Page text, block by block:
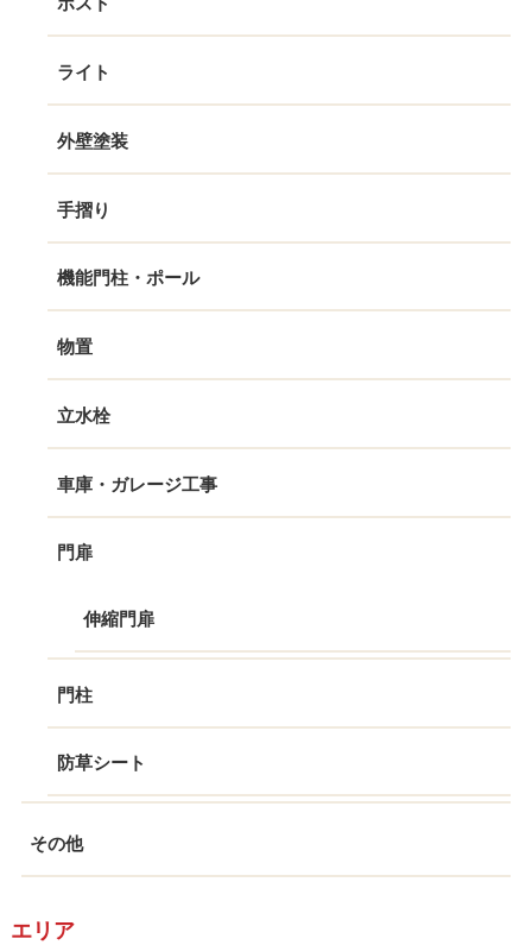
ライト
外壁塗装
手摺り
機能門柱・ポール
物置
立水栓
車庫・ガレージ工事
門扉
伸縮門扉
門柱
防草シート
その他
エリア